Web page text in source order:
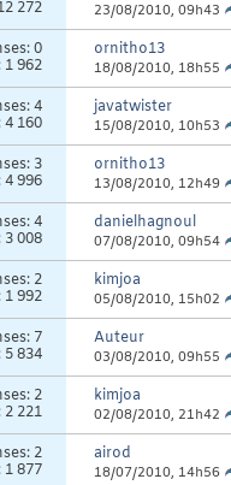
272
23/08/2010, 09h43
0
1 962
ornitho13
18/08/2010, 18h55
4
4 160
javatwister
15/08/2010, 10h53
3
4 996
ornitho13
13/08/2010, 12h49
4
3 008
danielhagnoul
07/08/2010, 09h54
2
1 992
kimjoa
05/08/2010, 15h02
7
5 834
Auteur
03/08/2010, 09h55
2
2 221
kimjoa
02/08/2010, 21h42
2
1 877
airod
18/07/2010, 14h56